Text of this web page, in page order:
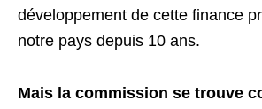
développement de cette finance
notre pays depuis 10 ans.
Mais la commission se trouve